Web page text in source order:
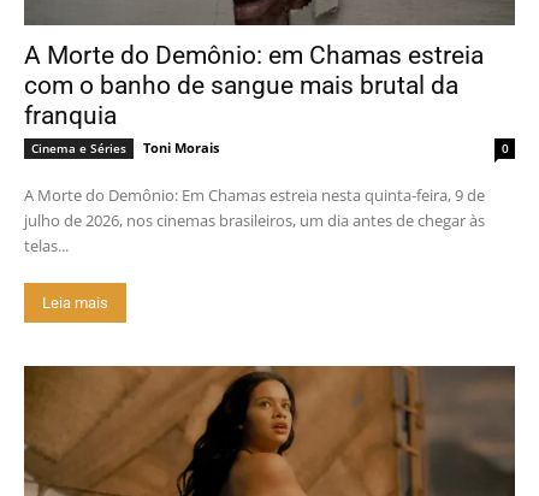
A Morte do Demônio: em Chamas estreia
com o banho de sangue mais brutal da
franquia
Cinema e Séries Toni Morais 0
A Morte do Demônio: Em Chamas estreia nesta quinta-feira, 9 de
julho de 2026, nos cinemas brasileiros, um dia antes de chegar às
telas...
Leia mais